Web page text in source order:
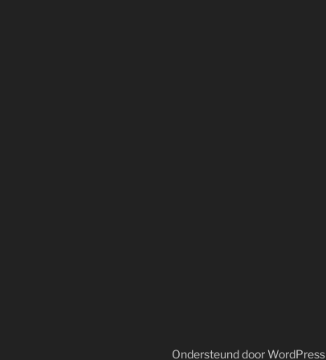
Ondersteund door WordPress